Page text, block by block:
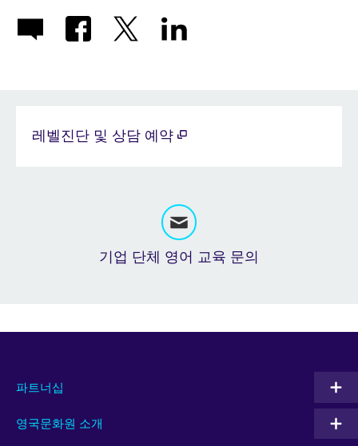
레벨진단 및 상담 예약
기업 단체 영어 교육 문의
파트너십
영국문화원 소개